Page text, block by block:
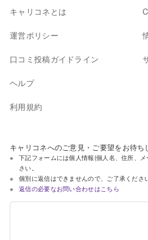
キャリコネとは
運営ポリシー
口コミ投稿ガイドライン
ヘルプ
利用規約
キャリコネへのご意見・ご要望をお待ち
下記フォームには個人情報(個人名、住所、
さい。
個別に返信はできませんので、ご了承ください
返信の必要なお問い合わせはこちら